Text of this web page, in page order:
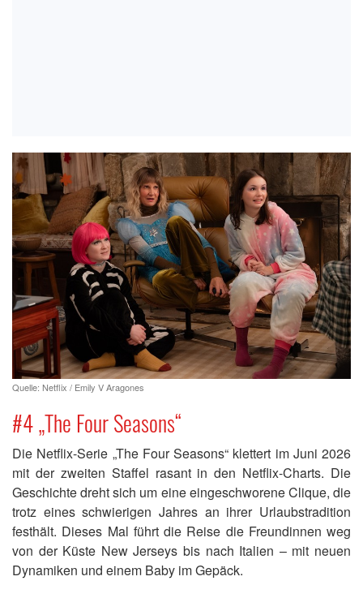
Quelle: Netflix / Emily V Aragones
#4 „The Four Seasons“
Die Netflix-Serie „The Four Seasons“ klettert im Juni 2026
mit der zweiten Staffel rasant in den Netflix-Charts. Die
Geschichte dreht sich um eine eingeschworene Clique, die
trotz eines schwierigen Jahres an ihrer Urlaubstradition
festhält. Dieses Mal führt die Reise die Freundinnen weg
von der Küste New Jerseys bis nach Italien – mit neuen
Dynamiken und einem Baby im Gepäck.